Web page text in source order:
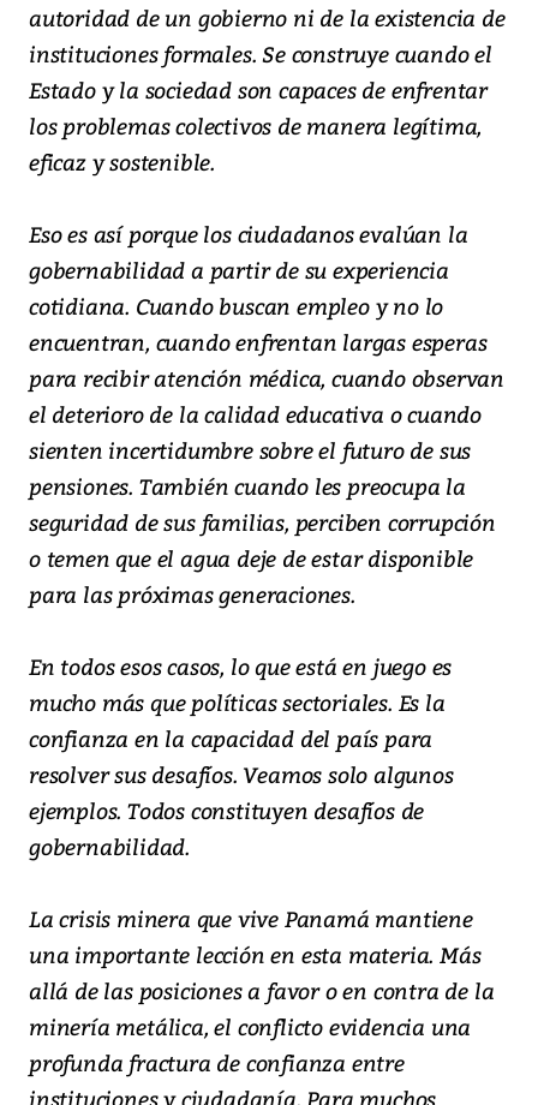
autoridad de un gobierno ni de la existencia de
instituciones formales. Se construye cuando el
Estado y la sociedad son capaces de enfrentar
los problemas colectivos de manera legítima,
eficaz y sostenible.
Eso es así porque los ciudadanos evalúan la
gobernabilidad a partir de su experiencia
cotidiana. Cuando buscan empleo y no lo
encuentran, cuando enfrentan largas esperas
para recibir atención médica, cuando observan
el deterioro de la calidad educativa o cuando
sienten incertidumbre sobre el futuro de sus
pensiones. También cuando les preocupa la
seguridad de sus familias, perciben corrupción
o temen que el agua deje de estar disponible
para las próximas generaciones.
En todos esos casos, lo que está en juego es
mucho más que políticas sectoriales. Es la
confianza en la capacidad del país para
resolver sus desafíos. Veamos solo algunos
ejemplos. Todos constituyen desafíos de
gobernabilidad.
La crisis minera que vive Panamá mantiene
una importante lección en esta materia. Más
allá de las posiciones a favor o en contra de la
minería metálica, el conflicto evidencia una
profunda fractura de confianza entre
instituciones y ciudadanía. Para muchos